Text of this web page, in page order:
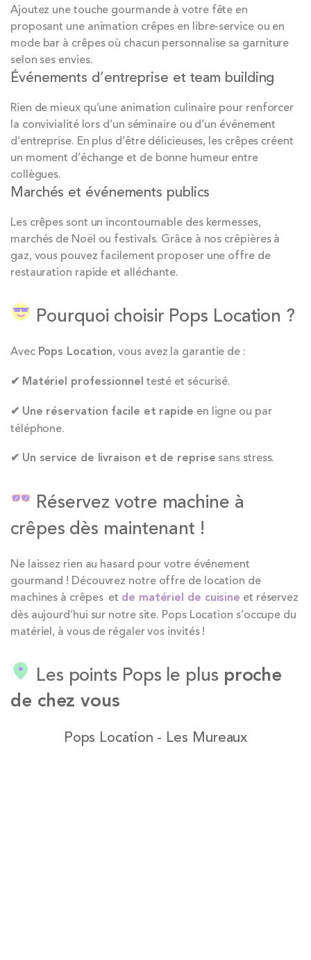
Ajoutez une touche gourmande à votre fête en
proposant une animation crêpes en libre-service ou en
mode bar à crêpes où chacun personnalise sa garniture
selon ses envies.
Événements d’entreprise et team building
Rien de mieux qu’une animation culinaire pour renforcer
la convivialité lors d’un séminaire ou d’un événement
d’entreprise. En plus d’être délicieuses, les crêpes créent
un moment d’échange et de bonne humeur entre
collègues.
Marchés et événements publics
Les crêpes sont un incontournable des kermesses,
marchés de Noël ou festivals. Grâce à nos crêpières à
gaz, vous pouvez facilement proposer une offre de
restauration rapide et alléchante.
Pourquoi choisir Pops Location ?
Avec Pops Location, vous avez la garantie de :
✔ Matériel professionnel testé et sécurisé.
✔ Une réservation facile et rapide en ligne ou par
téléphone.
✔ Un service de livraison et de reprise sans stress.
Réservez votre machine à
crêpes dès maintenant !
Ne laissez rien au hasard pour votre événement
gourmand ! Découvrez notre offre de location de
machines à crêpes et de matériel de cuisine et réservez
dès aujourd’hui sur notre site. Pops Location s’occupe du
matériel, à vous de régaler vos invités !
Les points Pops le plus proche
de chez vous
Pops Location - Les Mureaux